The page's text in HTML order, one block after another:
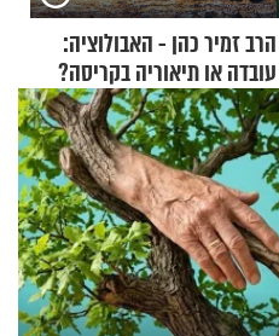
הרב זמיר כהן - האבולוציה:
עובדה או תיאוריה בקריסה?